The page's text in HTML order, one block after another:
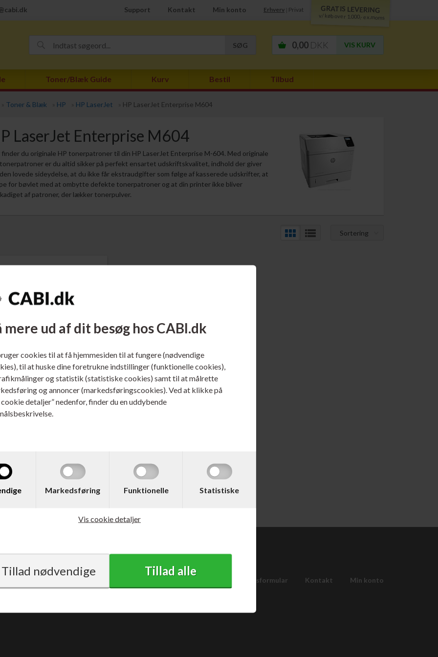
mere ud af dit besøg hos CABI.dk
cookies til at få hjemmesiden til at fungere (nødvendige
til at huske dine foretrukne indstillinger (funktionelle cookies),
og statistik (statistiske cookies) samt til at målrette
og annoncer (markedsføringscookies). Ved at klikke på
cookie detaljer” nedenfor, finder du en uddybende
Markedsføring Funktionelle Statistiske
Vis cookie detaljer
Support Kontakt Min konto Erhverv Privat GRATIS LEVERING
v/ køb over 1.000,- ex.moms
VIS KURV
0,00 DKK
Toner/Blæk Guide Kurv Bestil Tilbud
Toner & Blæk HP HP LaserJet HP LaserJet Enterprise M604
LaserJet Enterprise M604
finder du originale HP tonerpatroner til din HP LaserJet Enterprise M-604. Med originale
er du altid sikker på perfekt ensartet udskriftskvalitet, indhold der giver
lovede sideydelse, at du ikke får ekstraudgifter som følge af kasserede udskrifter, at
for bøvlet med at ombytte defekte tonerpatroner og at din printer ikke bliver
af patroner, der lækker tonerpulver.
Sortering
81A / CF281A LaserJet
Sort 10.500 sider
moms
Fortrydelsesformular Kontakt Min konto